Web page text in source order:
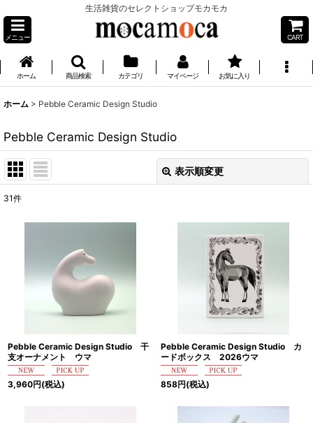
生活雑貨のセレクトショップモカモカ
メニュー CART
ホーム 商品検索 カテゴリ マイページ お気に入り
ホーム > Pebble Ceramic Design Studio
Pebble Ceramic Design Studio
表示順変更
31件
Pebble Ceramic Design Studio 干
支オーナメント ウマ
3,960円(税込)
Pebble Ceramic Design Studio カ
ードボックス 2026ウマ
858円(税込)